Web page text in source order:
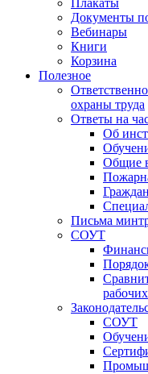
Плакаты
Документы
Вебинары
Книги
Корзина
Полезное
охраны труда
Ответы на
Об
Общие
Письма
СОУТ
СОУТ